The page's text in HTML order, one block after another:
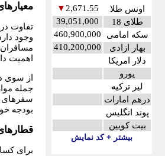
اونس طلا 2,671.55
▼
طلای 18
39,051,000
سکه امامی
460,900,000
بهار ازادی
410,200,000
دلار امریکا
یورو
لیر ترکیه
درهم امارات
پوند انگلیس
بیت کویین
بیشتر + کد نمایش
تفاوت
وجود
اهمیت
از سوی
جمله
سفرهای
بودجه
برای